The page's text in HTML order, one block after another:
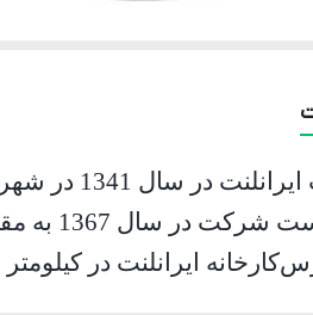
شهرتهران به ثبت رسیده و با ظرفیت تولید 300 تن شروع به کار کرده است